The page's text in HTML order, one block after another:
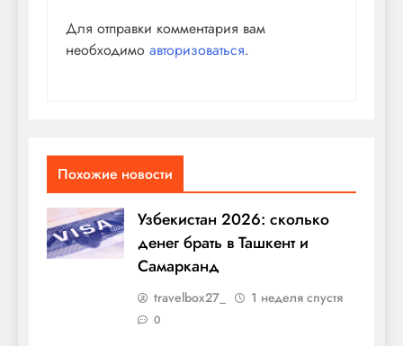
Для отправки комментария вам
необходимо авторизоваться.
Похожие новости
Узбекистан 2026: сколько
денег брать в Ташкент и
Самарканд
travelbox27_ 1 неделя спустя
0